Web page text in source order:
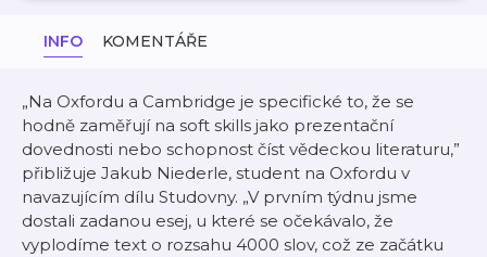
INFO KOMENTÁŘE
„Na Oxfordu a Cambridge je specifické to, že se
hodně zaměřují na soft skills jako prezentační
dovednosti nebo schopnost číst vědeckou literaturu,”
přibližuje Jakub Niederle, student na Oxfordu v
navazujícím dílu Studovny. „V prvním týdnu jsme
dostali zadanou esej, u které se očekávalo, že
vyplodíme text o rozsahu 4000 slov, což ze začátku